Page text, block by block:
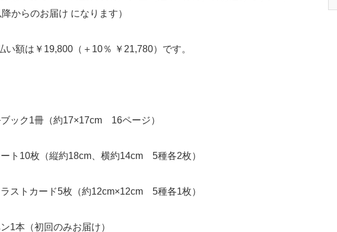
からのお届け になります）
い額は￥19,800（＋10％ ￥21,780）です。
ック1冊（約17×17cm 16ページ）
ト10枚（縦約18cm、横約14cm 5種各2枚）
ストカード5枚（約12cm×12cm 5種各1枚）
1本（初回のみお届け）